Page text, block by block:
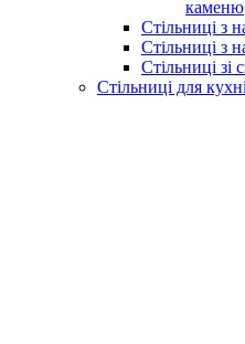
каменю
Стільниці з
Стільниці з
Стільниці зі
Стільниці для кухні